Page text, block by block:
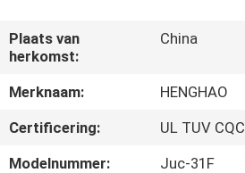
OVER
ONS
FABRIEKSREIS
Plaats van
herkomst:
China
Merknaam:
HENGHAO
Certificering:
UL TUV CQC
Modelnummer:
Juc-31F